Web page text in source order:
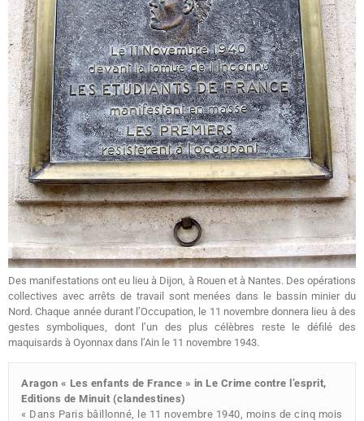
Des manifestations ont eu lieu à Dijon, à Rouen et à Nantes. Des opérations
collectives avec arrêts de travail sont menées dans le bassin minier du
Nord. Chaque année durant l’Occupation, le 11 novembre donnera lieu à des
gestes symboliques, dont l’un des plus célèbres reste le défilé des
maquisards à Oyonnax dans l’Ain le 11 novembre 1943.
Aragon « Les enfants de France » in Le Crime contre l’esprit,
Editions de Minuit (clandestines)
« Dans Paris bâillonné, le 11 novembre 1940, moins de cinq mois